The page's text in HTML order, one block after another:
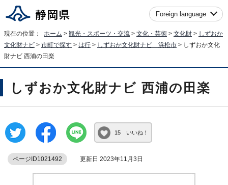
Foreign language
現在の位置： ホーム > 観光・スポーツ・交流 > 文化・芸術 > 文化財 > しずおか
文化財ナビ > 市町で探す > は行 > しずおか文化財ナビ 浜松市 > しずおか文化
財ナビ 西浦の田楽
しずおか文化財ナビ 西浦の田楽
15 いいね！
ページID1021492 更新日 2023年11月3日